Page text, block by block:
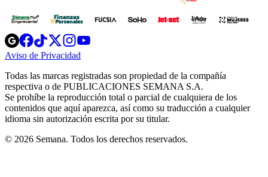
Opens
in
new
Opens
in
new
Opens
in
new
window
Opens
new
windowwindow
Aviso de Privacidad
new
window
Todas las marcas registradas son propiedad de la compañía
respectiva o de PUBLICACIONES SEMANA S.A.
Se prohíbe la reproducción total o parcial de cualquiera de los
contenidos que aquí aparezca, así como su traducción a cualquier
idioma sin autorización escrita por su titular.
© 2026 Semana. Todos los derechos reservados.